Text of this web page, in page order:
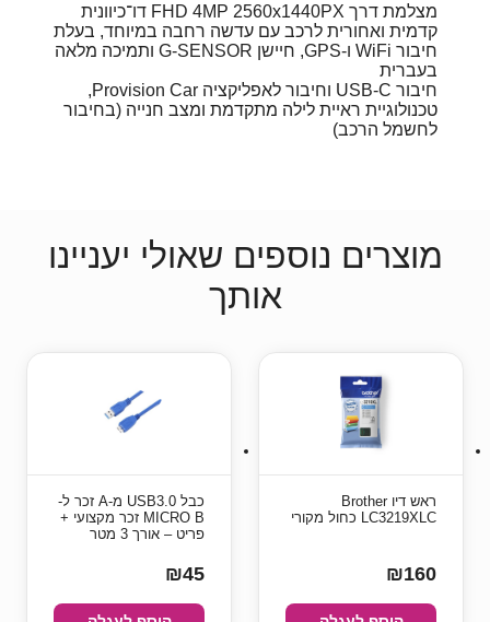
מצלמת דרך FHD 4MP 2560x1440PX דו־כיוונית
קדמית ואחורית לרכב עם עדשה רחבה במיוחד, בעלת
חיבור WiFi ו-GPS, חיישן G-SENSOR ותמיכה מלאה
בעברית
חיבור USB-C וחיבור לאפליקציה Provision Car,
טכנולוגיית ראיית לילה מתקדמת ומצב חנייה (בחיבור
לחשמל הרכב)
מוצרים נוספים שאולי יעניינו
אותך
ראש דיו Brother
LC3219XLC כחול מקורי
₪160
כבל USB3.0 מ-A זכר ל-
MICRO B זכר מקצועי +
פריט – אורך 3 מטר
₪45